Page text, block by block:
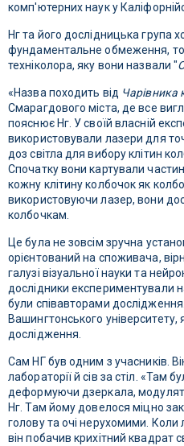
комп'ютерних наук у
Нг та його дослідницька група
фундаментальне обмеження,
техніколора, яку вони назвали "
«Назва походить від Чарівника
Смарагдового міста, де все
пояснює Нг. У своїй власній
використовували лазери для
доз світла для вибору клітин
Спочатку вони картували
кожну клітину колбочок як
використовуючи лазер, вони
колбочкам.
Це була не зовсім зручна
орієнтований на споживача,
галузі візуальної науки та
дослідники експериментували
були співавторами
Вашингтонського університету,
дослідження.
Сам НГ був одним з учасників.
лабораторії й сів за стіл. «Там
деформуючи дзеркала,
Нг. Там йому довелося міцно
голову та очі нерухомими. Коли
він побачив крихітний квадрат